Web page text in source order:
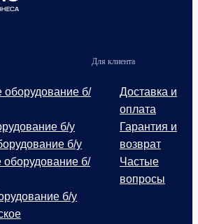
оборудование б/
б/у
б/у
оборудование б/
б/у
Для клиента
Доставка и
оплата
Гарантия и
возврат
Частые
вопросы